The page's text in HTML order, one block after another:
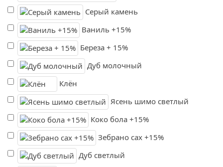
Серый камень
Ваниль +15%
Береза + 15%
Дуб молочный
Клён
Ясень шимо светлый
Коко бола +15%
Зебрано сах +15%
Дуб светлый